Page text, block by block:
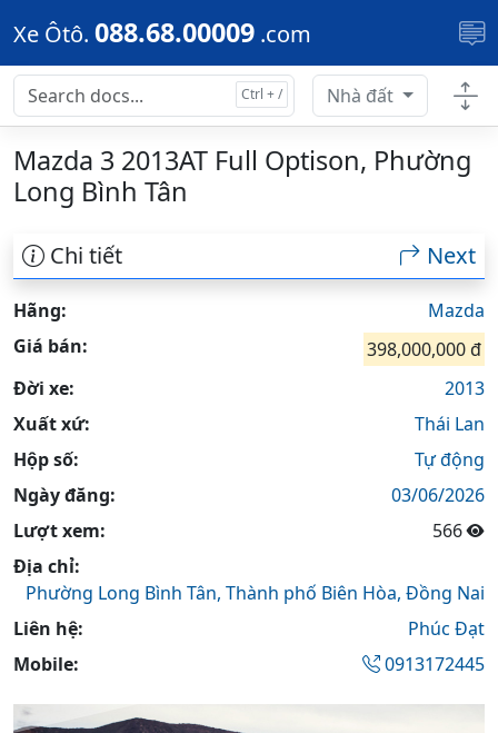
Skip to main content
Xe Ôtô. 088.68.00009 .com
Nhà đất
Mazda 3 2013AT Full Optison, Phường
Long Bình Tân
Chi tiết Next
Hãng:
Mazda
Giá bán:
398,000,000 đ
Đời xe:
2013
Xuất xứ:
Thái Lan
Hộp số:
Tự động
Ngày đăng:
03/06/2026
Lượt xem:
566
Địa chỉ:
Phường Long Bình Tân, Thành phố Biên Hòa, Đồng Nai
Liên hệ:
Phúc Đạt
Mobile:
0913172445